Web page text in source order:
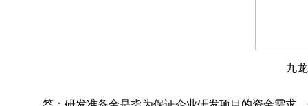
九